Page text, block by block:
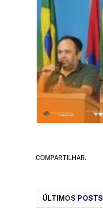
COMPARTILHAR.
ÚLTIMOS POSTS